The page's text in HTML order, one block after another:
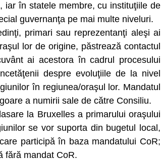
iar în statele membre, cu instituţiile de
guvernanţa pe mai multe niveluri.
primari sau reprezentanţi aleşi ai
lor de origine, păstrează contactul
ai acestora în cadrul procesului
despre evoluţiile de la nivel
în regiunea/oraşul lor. Mandatul
a numirii sale de către Consiliu.
la Bruxelles a primarului oraşului
se vor suporta din bugetul local,
participă în baza mandatului CoR;
fără mandat CoR.